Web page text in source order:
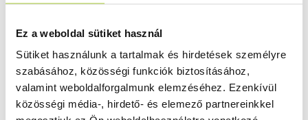
Ez a weboldal sütiket használ
Sütiket használunk a tartalmak és hirdetések személyre
szabásához, közösségi funkciók biztosításához,
valamint weboldalforgalmunk elemzéséhez. Ezenkívül
közösségi média-, hirdető- és elemező partnereinkkel
a kapcsolatot !